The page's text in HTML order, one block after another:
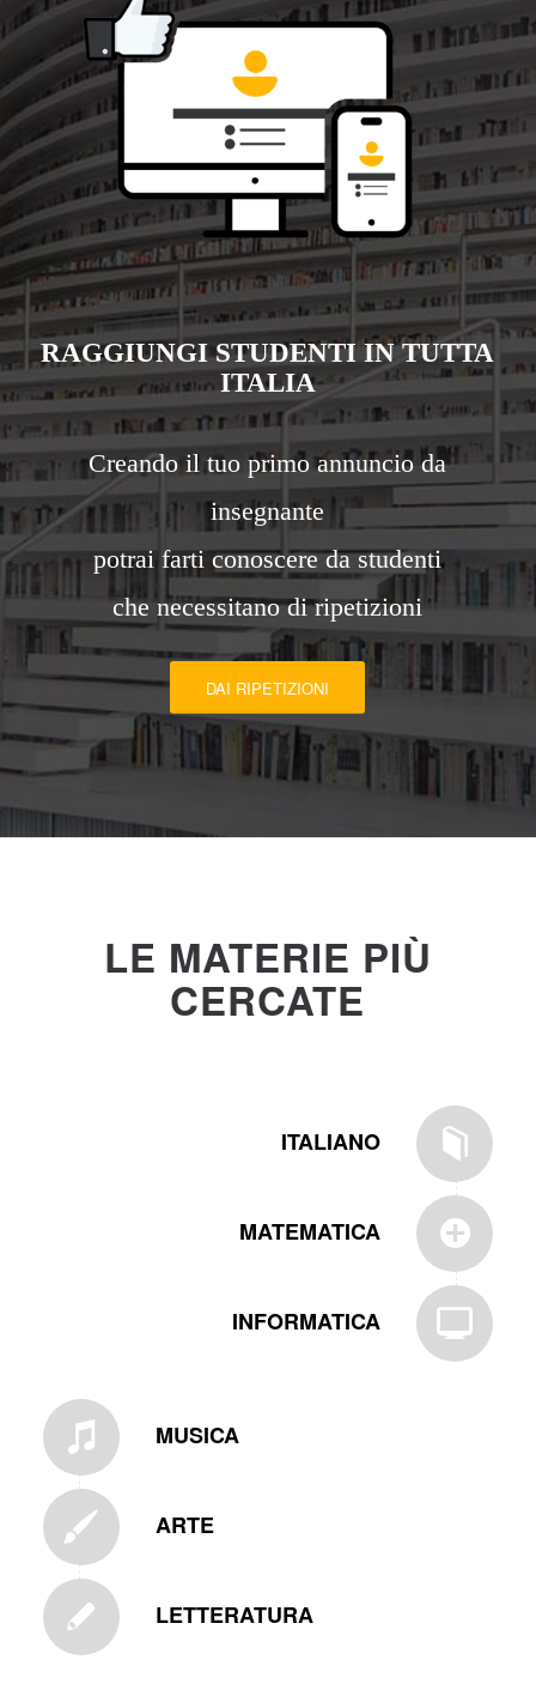
RAGGIUNGI STUDENTI IN TUTTA
ITALIA
Creando il tuo primo annuncio da
insegnante
potrai farti conoscere da studenti
che necessitano di ripetizioni
DAI RIPETIZIONI
LE MATERIE PIÙ
CERCATE
ITALIANO
MATEMATICA
INFORMATICA
MUSICA
ARTE
LETTERATURA